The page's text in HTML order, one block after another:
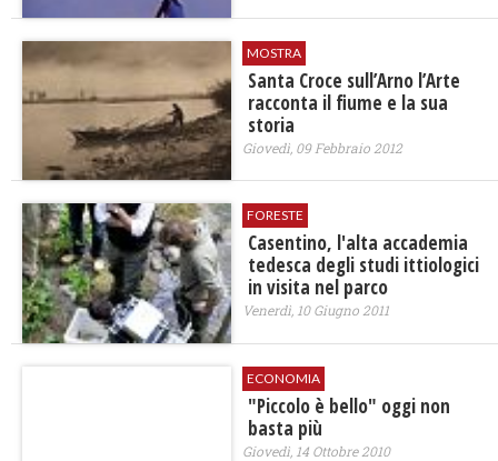
MOSTRA
Santa Croce sull’Arno l’Arte
racconta il fiume e la sua
storia
Giovedì, 09 Febbraio 2012
FORESTE
Casentino, l'alta accademia
tedesca degli studi ittiologici
in visita nel parco
Venerdì, 10 Giugno 2011
ECONOMIA
"Piccolo è bello" oggi non
basta più
Giovedì, 14 Ottobre 2010